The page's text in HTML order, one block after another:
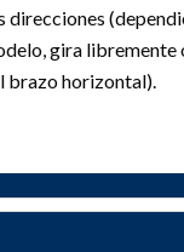
direcciones
gira libremente
brazo horizontal).